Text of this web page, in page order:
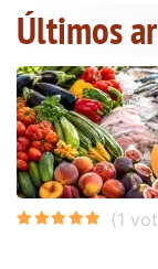
Últimos